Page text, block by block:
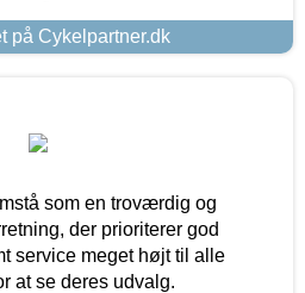
på Cykelpartner.dk
som en troværdig og
der prioriterer god
service meget højt til alle
at se deres udvalg.